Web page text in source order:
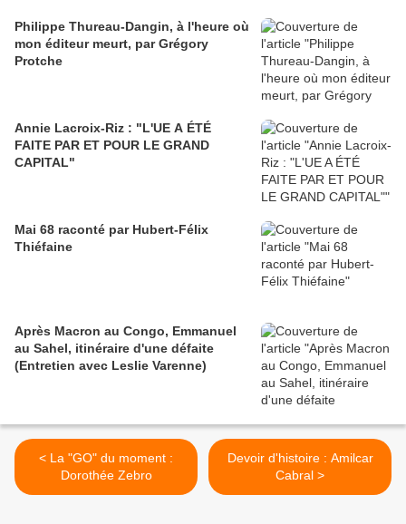
Philippe Thureau-Dangin, à l'heure où
mon éditeur meurt, par Grégory
Protche
Annie Lacroix-Riz : "L'UE A ÉTÉ
FAITE PAR ET POUR LE GRAND
CAPITAL"
Mai 68 raconté par Hubert-Félix
Thiéfaine
Après Macron au Congo, Emmanuel
au Sahel, itinéraire d'une défaite
(Entretien avec Leslie Varenne)
< La "GO" du moment :
Dorothée Zebro
Devoir d'histoire : Amilcar
Cabral >